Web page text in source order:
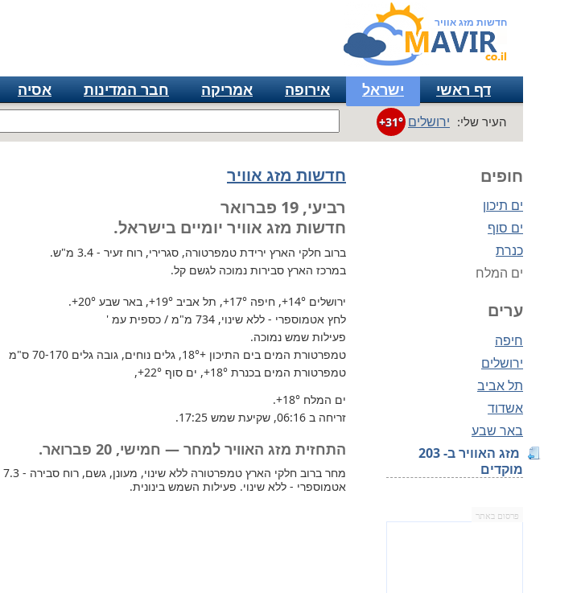
חדשות מזג אוויר
דף ראשי ישראל אירופה אמריקה חבר המדינות אסיה
העיר שלי: ירושלים +31°
חופים
ים תיכון
ים סוף
כנרת
ים המלח
ערים
חיפה
ירושלים
תל אביב
אשדוד
באר שבע
מזג האוויר ב- 203
מוקדים
פרסום באתר
חדשות מזג אוויר
רביעי, 19 פברואר
חדשות מזג אוויר יומיים בישראל.
ברוב חלקי הארץ ירידת טמפרטורה, סגרירי, רוח זעיר - 3.4 מ"ש.
במרכז הארץ סבירות נמוכה לגשם קל.
ירושלים +14°, חיפה +17°, תל אביב +19°, באר שבע +20°
.
לחץ אטמוספרי - ללא שינוי, 734 מ"מ / כספית עמ '
פעילות שמש נמוכה.
טמפרטורת המים בים התיכון +18°
, גלים נוחים, גובה גלים 70-170 ס"מ
טמפרטורת המים בכנרת +18°, ים סוף +22°
,
ים המלח +18°
.
זריחה ב 06:16, שקיעת שמש 17:25.
התחזית מזג האוויר למחר — חמישי, 20 פברואר.
אטמוספרי - ללא שינוי. פעילות השמש בינונית.